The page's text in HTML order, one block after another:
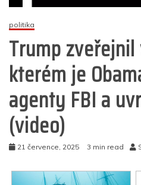
politika
Trump
kterém je
agenty FBI a
(video)
21 července, 2025 3 min read